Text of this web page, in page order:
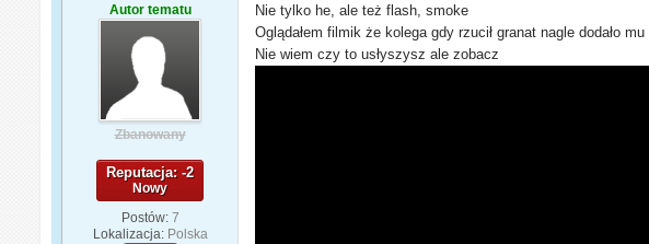
Autor tematu
Zbanowany
Reputacja: -2
Nowy
Postów: 7
Lokalizacja: Polska
Nie tylko he, ale też flash, smoke
Oglądałem filmik że kolega gdy rzucił granat nagle dodało
Nie wiem czy to usłyszysz ale zobacz